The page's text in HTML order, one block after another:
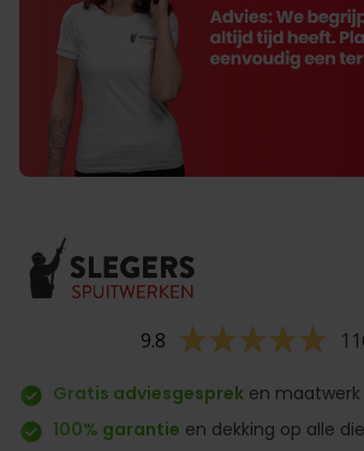
9.8
Gratis adviesgesprek en maatwerk
100% garantie en dekking op alle